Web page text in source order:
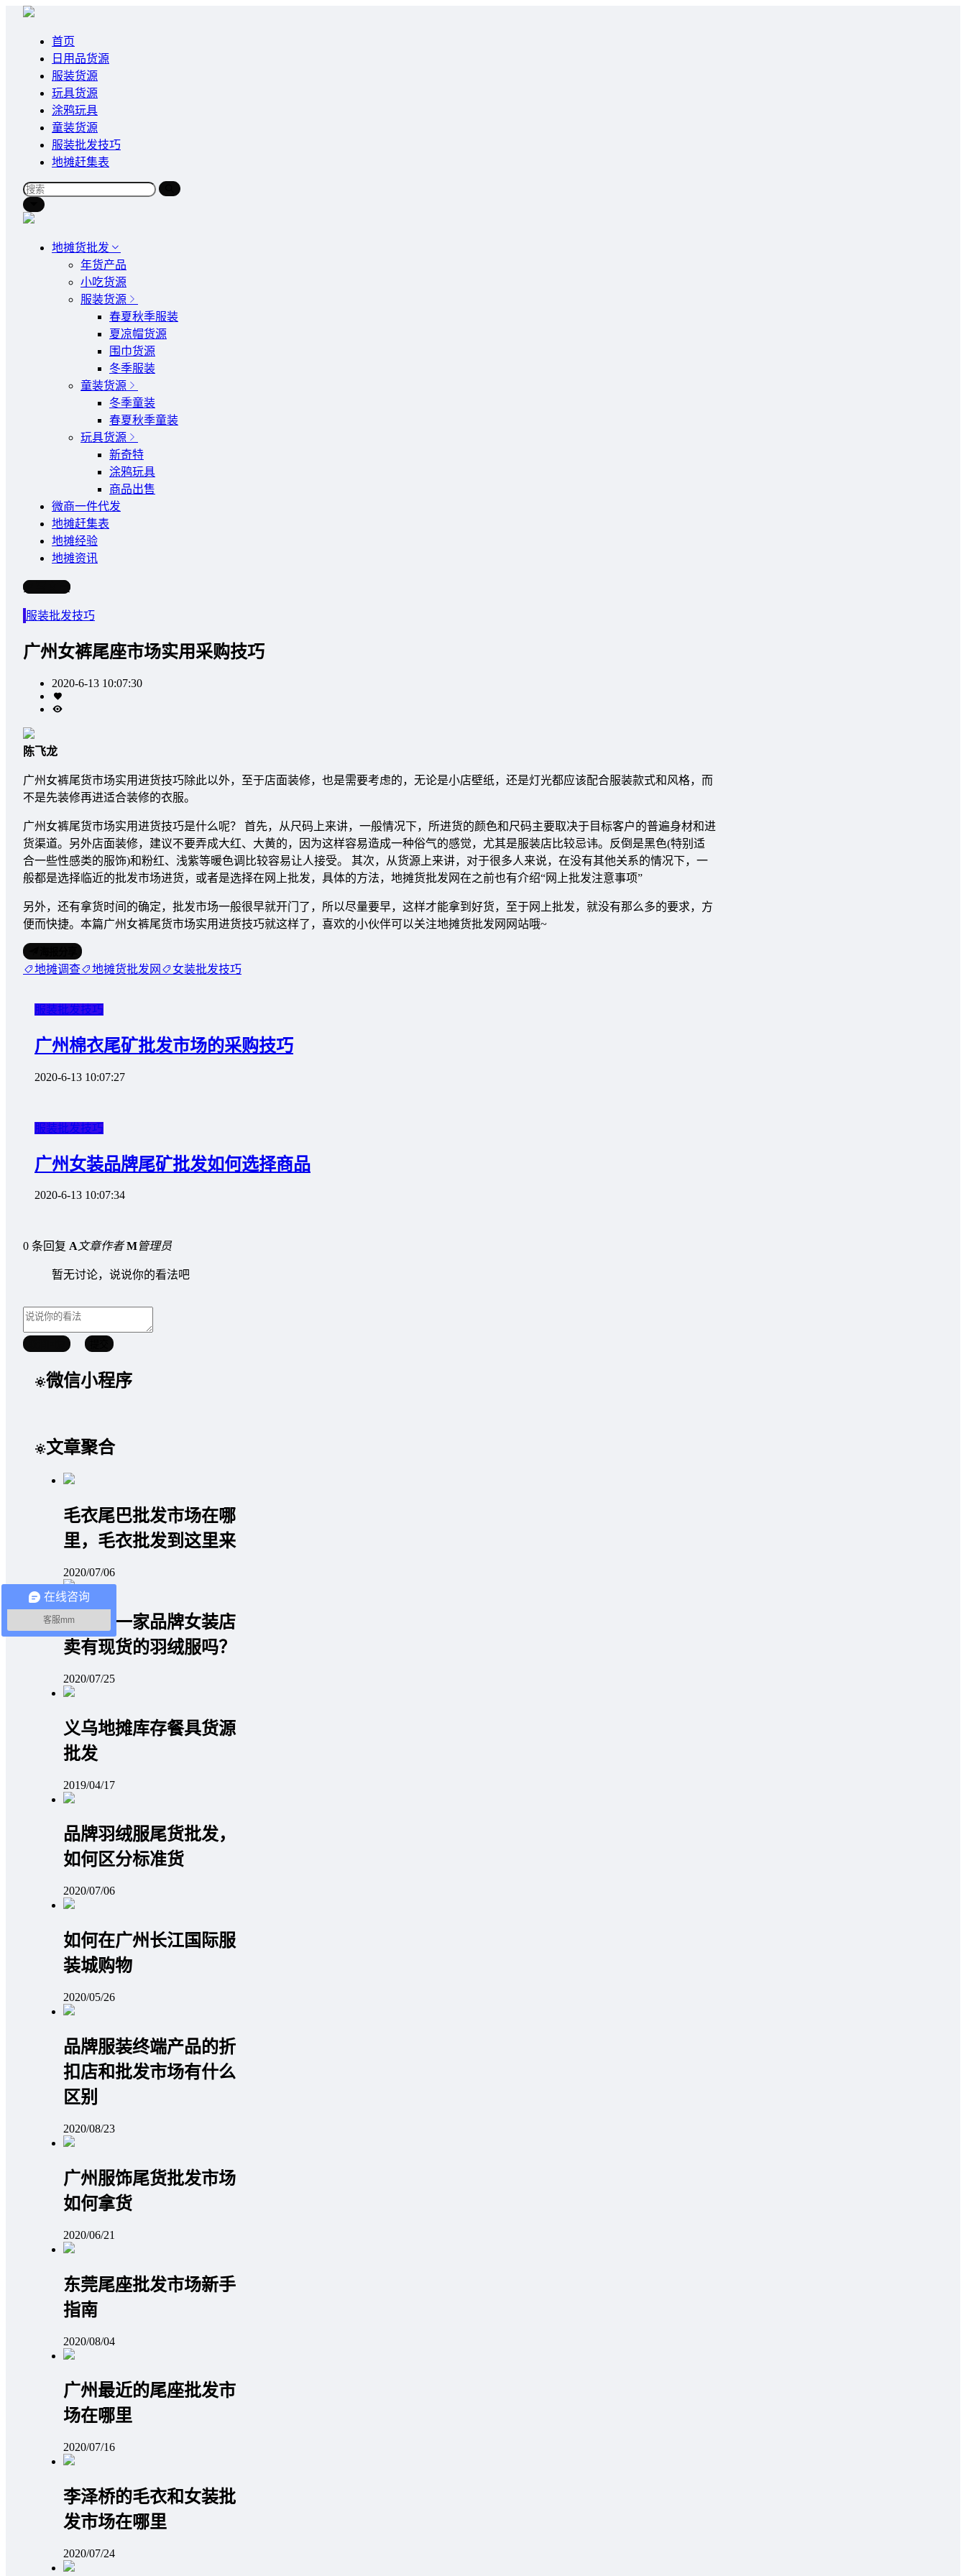
首页
日用品货源
服装货源
玩具货源
涂鸦玩具
童装货源
服装批发技巧
地摊赶集表
地摊货批发
年货产品
小吃货源
服装货源
春夏秋季服装
夏凉帽货源
围巾货源
冬季服装
童装货源
冬季童装
春夏秋季童装
玩具货源
新奇特
涂鸦玩具
商品出售
微商一件代发
地摊赶集表
地摊经验
地摊资讯
写文章
服装批发技巧
广州女裤尾座市场实用采购技巧
2020-6-13 10:07:30
陈飞龙
广州女裤尾货市场实用进货技巧除此以外，至于店面装修，也是需要考虑的，无论是小店壁纸，还是灯光都应该配合服装款式和风格，而
不是先装修再进适合装修的衣服。
广州女裤尾货市场实用进货技巧是什么呢？ 首先，从尺码上来讲，一般情况下，所进货的颜色和尺码主要取决于目标客户的普遍身材和进
货渠道。另外店面装修，建议不要弄成大红、大黄的，因为这样容易造成一种俗气的感觉，尤其是服装店比较忌讳。反倒是黑色(特别适
合一些性感类的服饰)和粉红、浅紫等暖色调比较容易让人接受。 其次，从货源上来讲，对于很多人来说，在没有其他关系的情况下，一
般都是选择临近的批发市场进货，或者是选择在网上批发，具体的方法，地摊货批发网在之前也有介绍“网上批发注意事项”
另外，还有拿货时间的确定，批发市场一般很早就开门了，所以尽量要早，这样才能拿到好货，至于网上批发，就没有那么多的要求，方
便而快捷。本篇广州女裤尾货市场实用进货技巧就这样了，喜欢的小伙伴可以关注地摊货批发网网站哦~
地摊调查 地摊货批发网 女装批发技巧
服装批发技巧
广州棉衣尾矿批发市场的采购技巧
2020-6-13 10:07:27
服装批发技巧
广州女装品牌尾矿批发如何选择商品
2020-6-13 10:07:34
0 条回复 A文章作者 M管理员
暂无讨论，说说你的看法吧
微信小程序
文章聚合
毛衣尾巴批发市场在哪
里，毛衣批发到这里来
2020/07/06
你想开一家品牌女装店
卖有现货的羽绒服吗？
2020/07/25
义乌地摊库存餐具货源
批发
2019/04/17
品牌羽绒服尾货批发，
如何区分标准货
2020/07/06
如何在广州长江国际服
装城购物
2020/05/26
品牌服装终端产品的折
扣店和批发市场有什么
区别
2020/08/23
广州服饰尾货批发市场
如何拿货
2020/06/21
东莞尾座批发市场新手
指南
2020/08/04
广州最近的尾座批发市
场在哪里
2020/07/16
李泽桥的毛衣和女装批
发市场在哪里
2020/07/24
在线咨询
客服mm